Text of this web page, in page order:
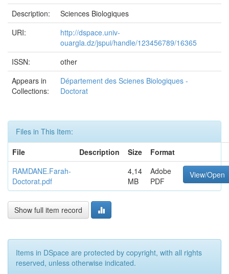
Description:
Sciences Biologiques
URI:
http://dspace.univ-
ouargla.dz/jspui/handle/123456789/16365
ISSN:
other
Appears in
Collections:
Département des Scienes Biologiques -
Doctorat
Files in This Item:
File
Description Size
Format
RAMDANE.Farah-
Doctorat.pdf
4,14
MB
Adobe
PDF
View/Open
Show full item record
Items in DSpace are protected by copyright, with all rights
reserved, unless otherwise indicated.